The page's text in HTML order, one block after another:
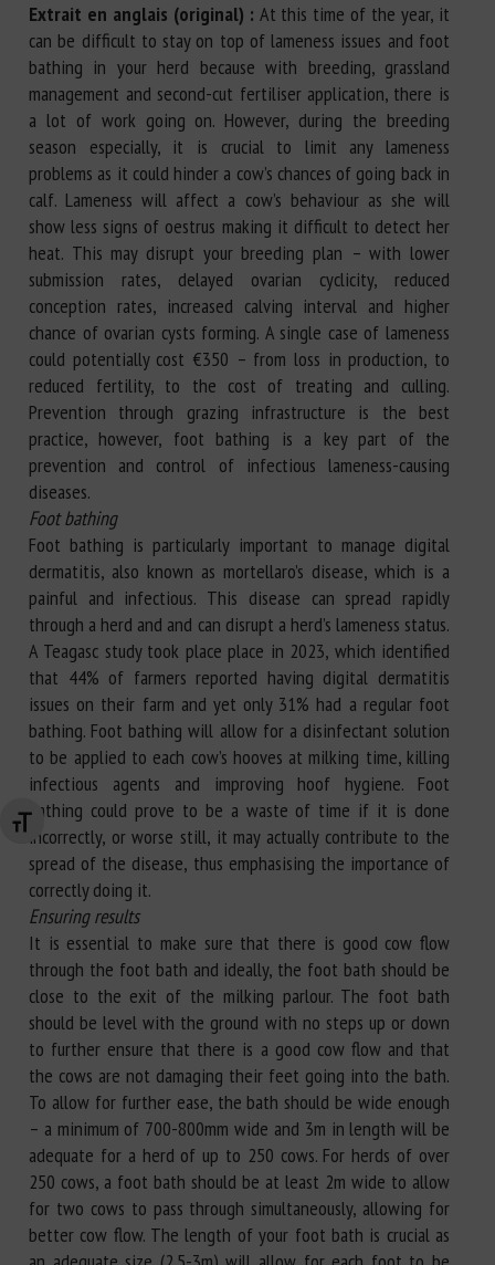
Changer la taille de la police
Extrait en anglais (original) : At this time of the year, it
can be difficult to stay on top of lameness issues and foot
bathing in your herd because with breeding, grassland
management and second-cut fertiliser application, there is
a lot of work going on. However, during the breeding
season especially, it is crucial to limit any lameness
problems as it could hinder a cow’s chances of going back in
calf. Lameness will affect a cow’s behaviour as she will
show less signs of oestrus making it difficult to detect her
heat. This may disrupt your breeding plan – with lower
submission rates, delayed ovarian cyclicity, reduced
conception rates, increased calving interval and higher
chance of ovarian cysts forming. A single case of lameness
could potentially cost €350 – from loss in production, to
reduced fertility, to the cost of treating and culling.
Prevention through grazing infrastructure is the best
practice, however, foot bathing is a key part of the
prevention and control of infectious lameness-causing
diseases.
Foot bathing
Foot bathing is particularly important to manage digital
dermatitis, also known as mortellaro’s disease, which is a
painful and infectious. This disease can spread rapidly
through a herd and and can disrupt a herd’s lameness status.
A Teagasc study took place place in 2023, which identified
that 44% of farmers reported having digital dermatitis
issues on their farm and yet only 31% had a regular foot
bathing. Foot bathing will allow for a disinfectant solution
to be applied to each cow’s hooves at milking time, killing
infectious agents and improving hoof hygiene. Foot
bathing could prove to be a waste of time if it is done
incorrectly, or worse still, it may actually contribute to the
spread of the disease, thus emphasising the importance of
correctly doing it.
Ensuring results
It is essential to make sure that there is good cow flow
through the foot bath and ideally, the foot bath should be
close to the exit of the milking parlour. The foot bath
should be level with the ground with no steps up or down
to further ensure that there is a good cow flow and that
the cows are not damaging their feet going into the bath.
To allow for further ease, the bath should be wide enough
– a minimum of 700-800mm wide and 3m in length will be
adequate for a herd of up to 250 cows. For herds of over
250 cows, a foot bath should be at least 2m wide to allow
for two cows to pass through simultaneously, allowing for
better cow flow. The length of your foot bath is crucial as